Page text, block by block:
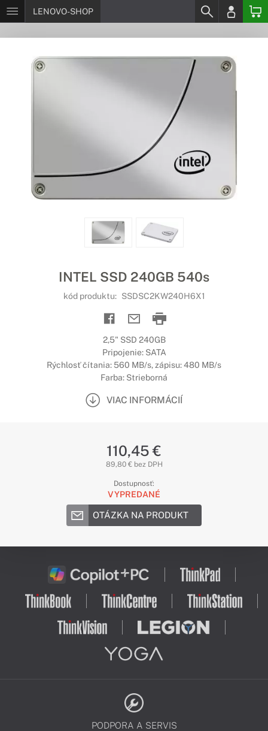
LENOVO-SHOP
INTEL SSD 240GB 540s
kód produktu: SSDSC2KW240H6X1
2,5" SSD 240GB
Pripojenie: SATA
Rýchlosť čítania: 560 MB/s, zápisu: 480 MB/s
Farba: Strieborná
VIAC INFORMÁCIÍ
110,45 €
89,80 € bez DPH
Dostupnosť:
VYPREDANÉ
OTÁZKA NA PRODUKT
PODPORA A SERVIS